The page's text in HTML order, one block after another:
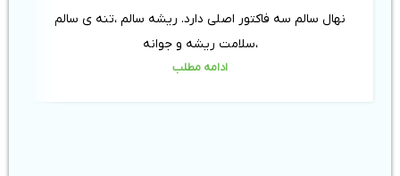
نهال سالم سه فاکتور اصلی دارد. ریشه سالم ،تنه ی سالم
،سلامت ریشه و جوانه
ادامه مطلب